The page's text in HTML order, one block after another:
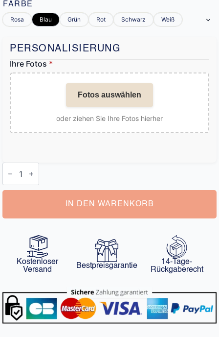
FARBE
Rosa Blau Grün Rot Schwarz Weiß
PERSONALISIERUNG
Ihre Fotos *
Fotos auswählen
oder ziehen Sie Ihre Fotos hierher
Personalisierte
Schwein-
Menge
IN DEN WARENKORB
Kostenloser
Versand
Bestpreisgarantie
14-Tage-
Rückgaberecht